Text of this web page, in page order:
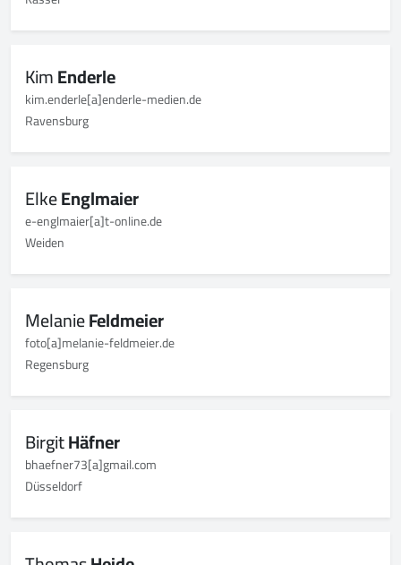
KimEnderle
kim.enderle[a]enderle-medien.de
Ravensburg
ElkeEnglmaier
e-englmaier[a]t-online.de
Weiden
MelanieFeldmeier
foto[a]melanie-feldmeier.de
Regensburg
BirgitHäfner
bhaefner73[a]gmail.com
Düsseldorf